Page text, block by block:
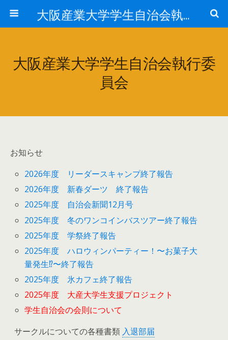
大阪産業大学学生自治会執行委員会
大阪産業大学学生自治会執行委
員会
お知らせ
2026年度 リーダースキャンプ終了報告
2026年度 新春ダーツ 終了報告
2025年度 自治会新聞12月号
2025年度 冬のワンコインバスツアー終了報告
2025年度 学祭終了報告
2025年度 ハロウィンパーティー！〜お菓子大
量発生⁉︎〜終了報告
2025年度 氷カフェ終了報告
2025年度 大産大学生支援プロジェクト
学生自治会の会則について
サークルについての各種書類 入退部届